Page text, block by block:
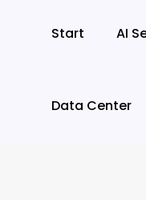
Start AI
Data Center